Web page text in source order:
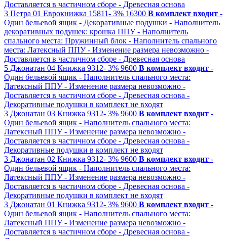
Доставляется в частичном сборе - Древесная основа
3 Петра 01 Еврокнижка 15811- 3% 16300 В комплект входит -
Один бельевой ящик - Декоративные подушки - Наполнитель
декоративных подушек: крошка ППУ - Наполнитель
спального места: Пружинный блок - Наполнитель спального
места: Латексный ППУ - Изменение размера невозможно -
Доставляется в частичном сборе - Древесная основа
5 Джонатан 04 Книжка 9312- 3% 9600 В комплект входит -
Один бельевой ящик - Наполнитель спального места:
Латексный ППУ - Изменение размера невозможно -
Доставляется в частичном сборе - Древесная основа -
Декоративные подушки в комплект не входят
3 Джонатан 03 Книжка 9312- 3% 9600 В комплект входит -
Один бельевой ящик - Наполнитель спального места:
Латексный ППУ - Изменение размера невозможно -
Доставляется в частичном сборе - Древесная основа -
Декоративные подушки в комплект не входят
3 Джонатан 02 Книжка 9312- 3% 9600 В комплект входит -
Один бельевой ящик - Наполнитель спального места:
Латексный ППУ - Изменение размера невозможно -
Доставляется в частичном сборе - Древесная основа -
Декоративные подушки в комплект не входят
3 Джонатан 01 Книжка 9312- 3% 9600 В комплект входит -
Один бельевой ящик - Наполнитель спального места:
Латексный ППУ - Изменение размера невозможно -
Доставляется в частичном сборе - Древесная основа -